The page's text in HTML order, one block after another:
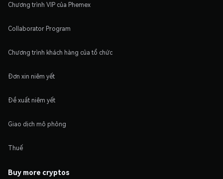
Chương trình VIP của Phemex
Collaborator Program
Chương trình khách hàng của tổ chức
Đơn xin niêm yết
Đề xuất niêm yết
Giao dịch mô phỏng
Thuế
Buy more cryptos